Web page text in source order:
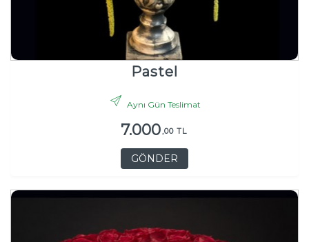
Pastel
Aynı Gün Teslimat
7.000 ,00 TL
GÖNDER